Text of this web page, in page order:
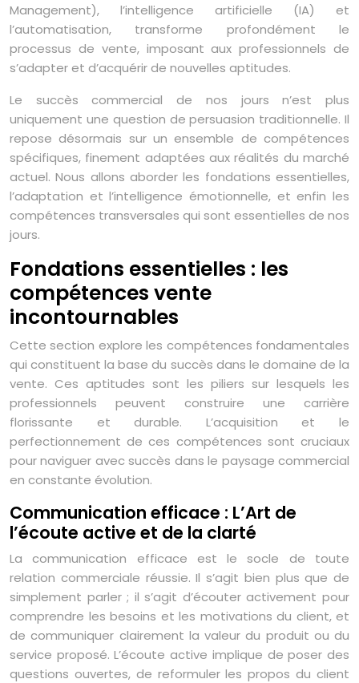
Management), l’intelligence artificielle (IA) et
l’automatisation, transforme profondément le
processus de vente, imposant aux professionnels de
s’adapter et d’acquérir de nouvelles aptitudes.
Le succès commercial de nos jours n’est plus
uniquement une question de persuasion traditionnelle. Il
repose désormais sur un ensemble de compétences
spécifiques, finement adaptées aux réalités du marché
actuel. Nous allons aborder les fondations essentielles,
l’adaptation et l’intelligence émotionnelle, et enfin les
compétences transversales qui sont essentielles de nos
jours.
Fondations essentielles : les
compétences vente
incontournables
Cette section explore les compétences fondamentales
qui constituent la base du succès dans le domaine de la
vente. Ces aptitudes sont les piliers sur lesquels les
professionnels peuvent construire une carrière
florissante et durable. L’acquisition et le
perfectionnement de ces compétences sont cruciaux
pour naviguer avec succès dans le paysage commercial
en constante évolution.
Communication efficace : L’Art de
l’écoute active et de la clarté
La communication efficace est le socle de toute
relation commerciale réussie. Il s’agit bien plus que de
simplement parler ; il s’agit d’écouter activement pour
comprendre les besoins et les motivations du client, et
de communiquer clairement la valeur du produit ou du
service proposé. L’écoute active implique de poser des
questions ouvertes, de reformuler les propos du client